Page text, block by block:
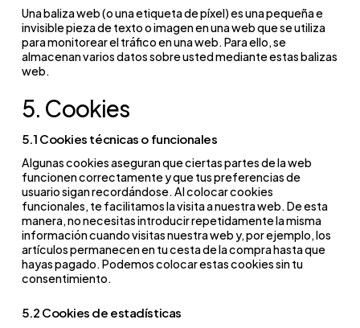
Una baliza web (o una etiqueta de píxel) es una pequeña e
invisible pieza de texto o imagen en una web que se utiliza
para monitorear el tráfico en una web. Para ello, se
almacenan varios datos sobre usted mediante estas balizas
web.
5. Cookies
5.1 Cookies técnicas o funcionales
Algunas cookies aseguran que ciertas partes de la web
funcionen correctamente y que tus preferencias de
usuario sigan recordándose. Al colocar cookies
funcionales, te facilitamos la visita a nuestra web. De esta
manera, no necesitas introducir repetidamente la misma
información cuando visitas nuestra web y, por ejemplo, los
artículos permanecen en tu cesta de la compra hasta que
hayas pagado. Podemos colocar estas cookies sin tu
consentimiento.
5.2 Cookies de estadísticas